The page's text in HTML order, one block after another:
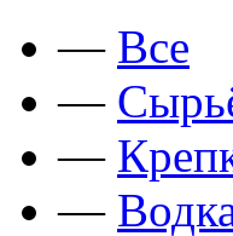
— Все
—
—
—